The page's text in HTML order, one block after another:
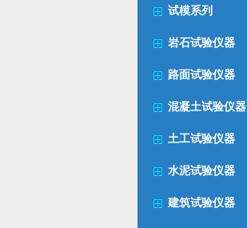
试模系列
岩石试验仪器
路面试验仪器
混凝土试验仪器
土工试验仪器
水泥试验仪器
建筑试验仪器